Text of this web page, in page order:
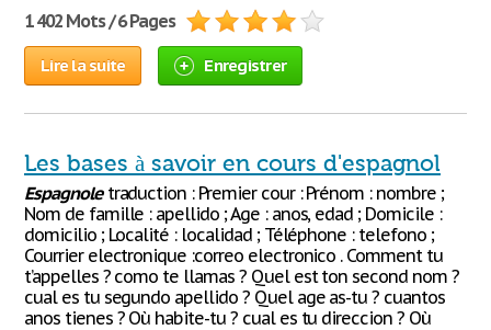
1 402 Mots / 6 Pages
Lire la suite Enregistrer
Les bases à savoir en cours d'espagnol
Espagnoletraduction : Premier cour : Prénom : nombre ;
Nom de famille : apellido ; Age : anos, edad ; Domicile :
domicilio ; Localité : localidad ; Téléphone : telefono ;
Courrier electronique :correo electronico . Comment tu
t’appelles ? como te llamas ? Quel est ton second nom ?
cual es tu segundo apellido ? Quel age as-tu ? cuantos
anos tienes ? Où habite-tu ? cual es tu direccion ? Où